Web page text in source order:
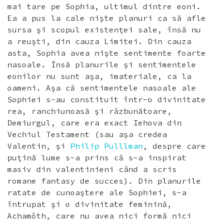
mai tare pe Sophia, ultimul dintre eoni.
Ea a pus la cale nişte planuri ca să afle
sursa şi scopul existenţei sale, însă nu
a reuşti, din cauza Limitei. Din cauza
asta, Sophia avea nişte sentimente foarte
nasoale. Însă planurile şi sentimentele
eonilor nu sunt aşa, imateriale, ca la
oameni. Aşa că sentimentele nasoale ale
Sophiei s-au constituit într-o divinitate
rea, ranchiunoasă şi răzbunătoare,
Demiurgul, care era exact Iehova din
Vechiul Testament (sau aşa credea
Valentin, şi Philip Pulllman , despre care
puţină lume s-a prins că s-a inspirat
masiv din valentinieni când a scris
romane fantasy de succes). Din planurile
ratate de cunoaştere ale Sophiei, s-a
întrupat şi o divinitate feminină,
Achamôth, care nu avea nici formă nici